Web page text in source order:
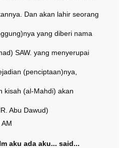
Dan akan lahir seorang
yang diberi nama
SAW. yang menyerupai
(penciptaan)nya,
kisah (al-Mahdi) akan
Abu Dawud)
aku ada aku... said...